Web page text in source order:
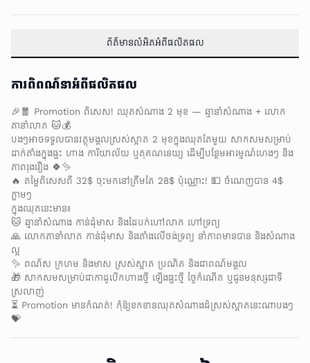
ព័ត៌មានលំអិតអំពីផលិតផល
ការពិពណ៌នាអំពីផលិតផល
🎉🧧 Promotion ពិសេស! ឈុតសំណាង 2 មុខ — ឆ្មានាំសំណាង + លោក
តានាំលាភ 🐱💰
បងៗអាចទទួលបានវត្ថុមង្គលស្រស់ស្អាត 2 មុខក្នុងឈុតតែមួយ សាកសមសម្រាប់
ដាក់តាំងក្នុងផ្ទះ ហាង ការិយាល័យ ឬតុគណនេយ្យ ដើម្បីបន្ថែមអារម្មណ៍ហេងៗ និង
ភាពរុងរឿង 🍀✨
🔥 តម្លៃពិសេសពី 32$ ចុះមកនៅត្រឹមតែ 28$ ប៉ុណ្ណោះ! 💵 ចំណេញបាន 4$
ភ្លាមៗ
ក្នុងឈុតនេះមាន៖
🐱 ឆ្មានាំសំណាង កាន់ដុំមាស និងដៃបក់ហៅលាភ ហៅទ្រព្យ
🙏 លោកតានាំលាភ កាន់ដុំមាស និងតាំងលើថង់ទ្រព្យ នាំភាពមានបាន និងសំណាង
ល្អ
✨ ពណ៌ស ក្រហម និងមាស ស្រស់ស្អាត ប្រណិត និងជាពណ៌មង្គល
🎁 សាកសមសម្រាប់ជាកាដូបើកហាងថ្មី ឡើងផ្ទះថ្មី ថ្ងៃកំណើត ឬជូនមនុស្សជាទី
ស្រលាញ់
⏳ Promotion មានកំណត់! កុំឱ្យខកខានឈុតសំណាងដ៏ស្រស់ស្អាតនេះណាបងៗ
💝